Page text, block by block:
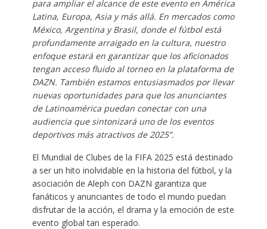
para ampliar el alcance de este evento en América
Latina, Europa, Asia y más allá. En mercados como
México, Argentina y Brasil, donde el fútbol está
profundamente arraigado en la cultura, nuestro
enfoque estará en garantizar que los aficionados
tengan acceso fluido al torneo en la plataforma de
DAZN. También estamos entusiasmados por llevar
nuevas oportunidades para que los anunciantes
de Latinoamérica puedan conectar con una
audiencia que sintonizará uno de los eventos
deportivos más atractivos de 2025”.
El Mundial de Clubes de la FIFA 2025 está destinado
a ser un hito inolvidable en la historia del fútbol, y la
asociación de Aleph con DAZN garantiza que
fanáticos y anunciantes de todo el mundo puedan
disfrutar de la acción, el drama y la emoción de este
evento global tan esperado.